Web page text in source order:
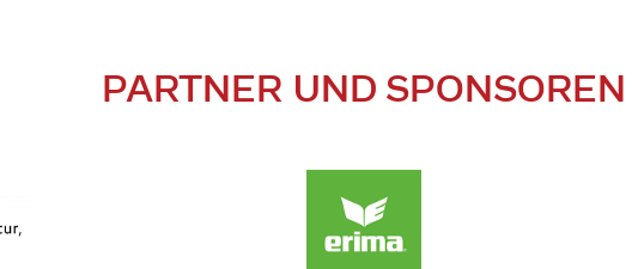
PARTNER UND SPONSOREN